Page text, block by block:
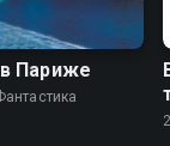
Париже